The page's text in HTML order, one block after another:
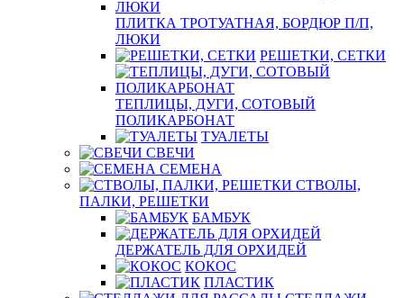
ПЛИТКА ТРОТУАТНАЯ, БОРДЮР П/П,
ЛЮКИ
РЕШЕТКИ, СЕТКИ
ТЕПЛИЦЫ, ДУГИ, СОТОВЫЙ
ПОЛИКАРБОНАТ
ТУАЛЕТЫ
СВЕЧИ
СЕМЕНА
СТВОЛЫ,
ПАЛКИ, РЕШЕТКИ
БАМБУК
ДЕРЖАТЕЛЬ ДЛЯ ОРХИДЕЙ
КОКОС
ПЛАСТИК